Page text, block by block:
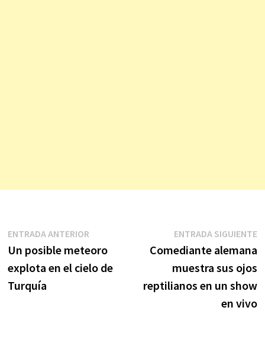
Navegación
de
entradas
ENTRADA ANTERIOREntrada
anterior:
Un posible meteoro
explota en el cielo de
Turquía
ENTRADA SIGUIENTE
Comediante alemana
muestra sus ojos
reptilianos en un show
en vivo